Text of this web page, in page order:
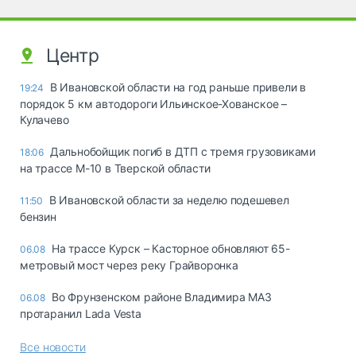
Центр
19:24
В Ивановской области на год раньше привели в
порядок 5 км автодороги Ильинское-Хованское –
Кулачево
18:06 Дальнобойщик погиб в ДТП с тремя грузовиками
на трассе М-10 в Тверской области
11:50
В Ивановской области за неделю подешевел
бензин
06.08 На трассе Курск – Касторное обновляют 65-
метровый мост через реку Грайворонка
06.08 Во Фрунзенском районе Владимира МАЗ
протаранил Lada Vesta
Все новости